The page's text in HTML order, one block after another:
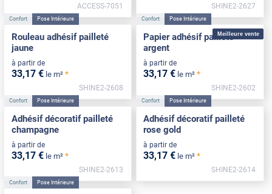
ACCESS-7051 SHINE2-2627
Confort Pose Intérieure
Rouleau adhésif pailleté
jaune
à partir de
33,17 € le m² *
SHINE2-2608
Meilleure vente
Confort Pose Intérieure
Papier adhésif pailleté
argent
à partir de
33,17 € le m² *
SHINE2-2602
Confort Pose Intérieure
Adhésif décoratif pailleté
champagne
à partir de
33,17 € le m² *
SHINE2-2613
Confort Pose Intérieure
Adhésif décoratif pailleté
rose gold
à partir de
33,17 € le m² *
SHINE2-2614
Confort Pose Intérieure